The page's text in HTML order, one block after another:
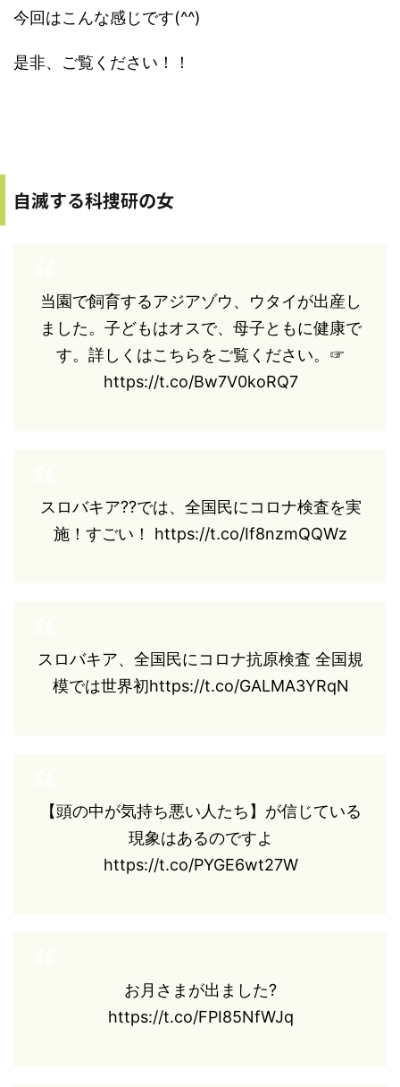
今回はこんな感じです(^^)
是非、ご覧ください！！
自滅する科捜研の女
当園で飼育するアジアゾウ、ウタイが出産し
ました。子どもはオスで、母子ともに健康で
す。詳しくはこちらをご覧ください。☞
https://t.co/Bw7V0koRQ7
スロバキア??では、全国民にコロナ検査を実
施！すごい！ https://t.co/If8nzmQQWz
スロバキア、全国民にコロナ抗原検査 全国規
模では世界初https://t.co/GALMA3YRqN
【頭の中が気持ち悪い人たち】が信じている
現象はあるのですよ
https://t.co/PYGE6wt27W
お月さまが出ました?️
https://t.co/FPI85NfWJq